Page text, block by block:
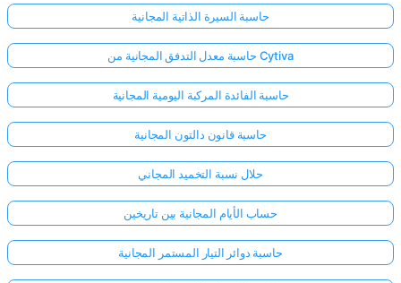
حاسبة السيرة الذاتية المجانية
حاسبة معدل التدفق المجانية من Cytiva
حاسبة الفائدة المركبة اليومية المجانية
حاسبة قانون دالتون المجانية
حلال نسبة التخميد المجاني
حساب الأيام المجانية بين تاريخين
حاسبة دوائر التيار المستمر المجانية